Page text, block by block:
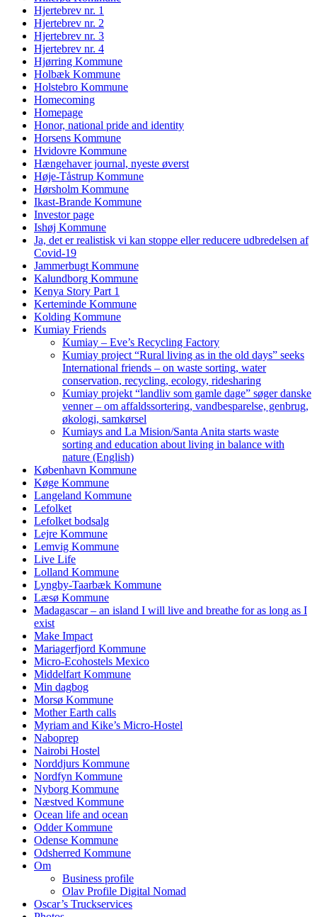
Hjertebrev nr. 1
Hjertebrev nr. 2
Hjertebrev nr. 3
Hjertebrev nr. 4
Hjørring Kommune
Holbæk Kommune
Holstebro Kommune
Homecoming
Homepage
Honor, national pride and identity
Horsens Kommune
Hvidovre Kommune
Hængehaver journal, nyeste øverst
Høje-Tåstrup Kommune
Hørsholm Kommune
Ikast-Brande Kommune
Investor page
Ishøj Kommune
Ja, det er realistisk vi kan stoppe eller reducere udbredelsen af
Covid-19
Jammerbugt Kommune
Kalundborg Kommune
Kenya Story Part 1
Kerteminde Kommune
Kolding Kommune
Kumiay Friends
Kumiay – Eve’s Recycling Factory
Kumiay project “Rural living as in the old days” seeks
International friends – on waste sorting, water
conservation, recycling, ecology, ridesharing
Kumiay projekt “landliv som gamle dage” søger danske
venner – om affaldssortering, vandbesparelse, genbrug,
økologi, samkørsel
Kumiays and La Mision/Santa Anita starts waste
sorting and education about living in balance with
nature (English)
København Kommune
Køge Kommune
Langeland Kommune
Lefolket
Lefolket bodsalg
Lejre Kommune
Lemvig Kommune
Live Life
Lolland Kommune
Lyngby-Taarbæk Kommune
Læsø Kommune
Madagascar – an island I will live and breathe for as long as I
exist
Make Impact
Mariagerfjord Kommune
Micro-Ecohostels Mexico
Middelfart Kommune
Min dagbog
Morsø Kommune
Mother Earth calls
Myriam and Kike’s Micro-Hostel
Naboprep
Nairobi Hostel
Norddjurs Kommune
Nordfyn Kommune
Nyborg Kommune
Næstved Kommune
Ocean life and ocean
Odder Kommune
Odense Kommune
Odsherred Kommune
Om
Business profile
Olav Profile Digital Nomad
Oscar’s Truckservices